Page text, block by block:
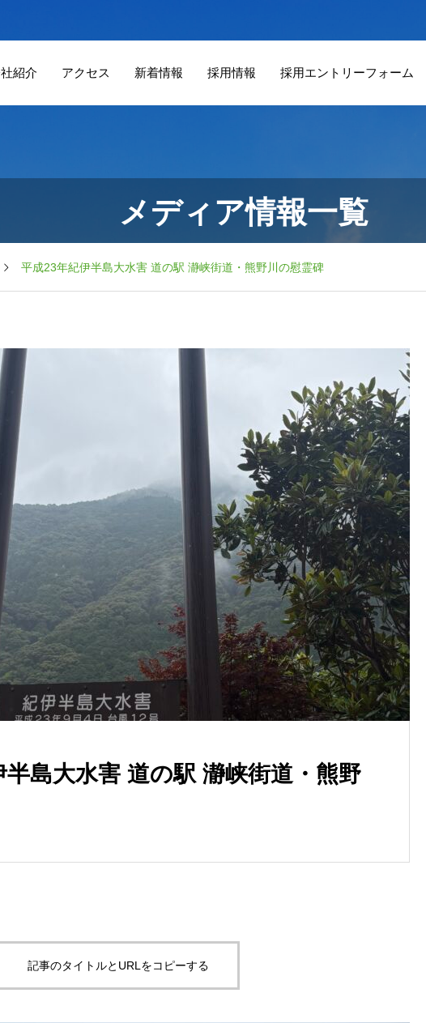
紹介 アクセス 新着情報 採用情報 採用エントリーフォーム
メディア情報一覧
平成23年紀伊半島大水害 道の駅 瀞峡街道・熊野川の慰霊碑
島大水害 道の駅 瀞峡街道・熊野
記事のタイトルとURLをコピーする
熊野川にたくさん置かれている
賽の河原